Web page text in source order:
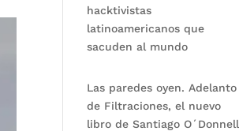
hacktivistas
latinoamericanos que
sacuden al mundo
Las paredes oyen. Adelanto
de Filtraciones, el nuevo
libro de Santiago O´Donnell